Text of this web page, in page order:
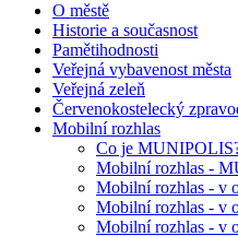
O městě
Historie a současnost
Pamětihodnosti
Veřejná vybavenost města
Veřejná zeleň
Červenokostelecký
Mobilní rozhlas
Co je
Mobilní rozhlas -
Mobilní rozhlas - v
Mobilní rozhlas - v
Mobilní rozhlas - v